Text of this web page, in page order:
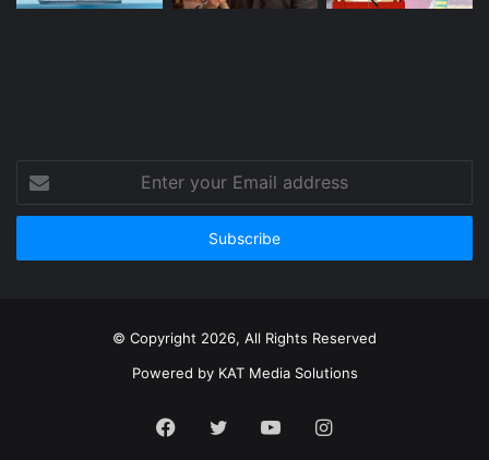
your
Email
© Copyright 2026, All Rights Reserved
Powered by KAT Media Solutions
Facebook
TwitterYouTubeInstagram